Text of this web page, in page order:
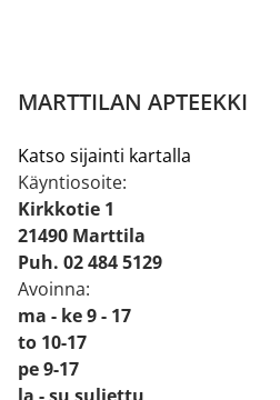
MARTTILAN APTEEKKI
Katso sijainti kartalla
Käyntiosoite:
Kirkkotie 1
21490 Marttila
Puh. 02 484 5129
Avoinna:
ma - ke 9 - 17
to 10-17
pe 9-17